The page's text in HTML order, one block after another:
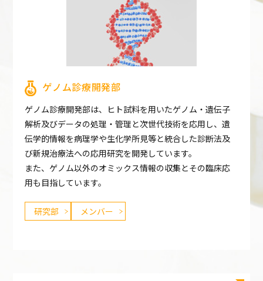
ゲノム診療開発部
ゲノム診療開発部は、ヒト試料を用いたゲノム・遺伝子
解析及びデータの処理・管理と次世代技術を応用し、遺
伝学的情報を病理学や生化学所見等と統合した診断法及
び新規治療法への応用研究を開発しています。
また、ゲノム以外のオミックス情報の収集とその臨床応
用も目指しています。
研究部 メンバー